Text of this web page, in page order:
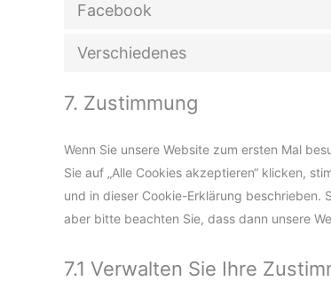
Facebook
Verschiedenes
7. Zustimmung
Wenn Sie unsere Website zum ersten Mal
Sie auf „Alle Cookies akzeptieren“ klicken,
und in dieser Cookie-Erklärung beschrieben.
aber bitte beachten Sie, dass dann unsere
7.1 Verwalten Sie Ihre